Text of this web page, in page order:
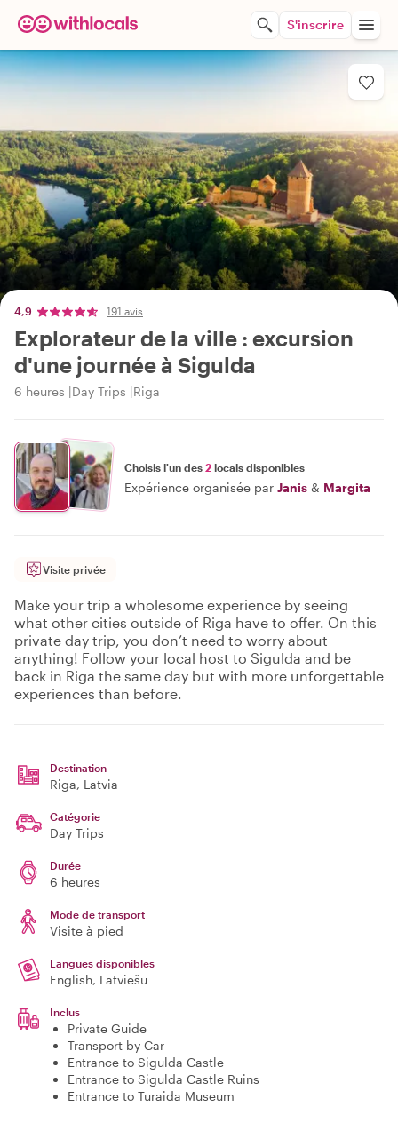
S'inscrire
4,9 191 avis
Explorateur de la ville : excursion
d'une journée à Sigulda
6 heures Day Trips Riga
Choisis l'un des 2 locals disponibles
Expérience organisée par Janis & Margita
Visite privée
Make your trip a wholesome experience by seeing
what other cities outside of Riga have to offer. On this
private day trip, you don’t need to worry about
anything! Follow your local host to Sigulda and be
back in Riga the same day but with more unforgettable
experiences than before.
Destination
Riga, Latvia
Catégorie
Day Trips
Durée
6 heures
Mode de transport
Visite à pied
Langues disponibles
English, Latviešu
Inclus
Private Guide
Transport by Car
Entrance to Sigulda Castle
Entrance to Sigulda Castle Ruins
Entrance to Turaida Museum